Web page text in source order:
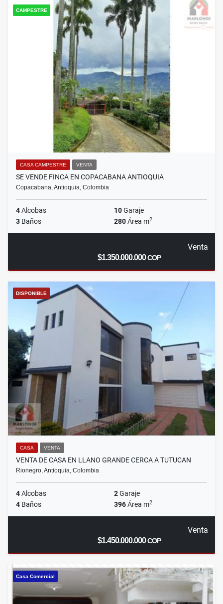
CAMPESTRE
CASA CAMPESTRE VENTA
SE VENDE FINCA EN COPACABANA ANTIOQUIA
Copacabana, Antioquia, Colombia
4Alcobas 10Garaje
3 Baños 280Área m2
Venta
$1.350.000.000COP
DISPONIBLE
CASA VENTA
VENTA DE CASA EN LLANO GRANDE CERCA A TUTUCAN
Rionegro, Antioquia, Colombia
4Alcobas 2Garaje
4 Baños 396Área m2
Venta
$1.450.000.000COP
Casa Comercial